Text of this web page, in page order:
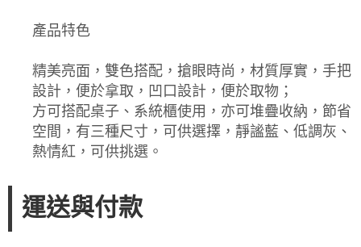
產品特色
精美亮面，雙色搭配，搶眼時尚，材質厚實，手把
設計，便於拿取，凹口設計，便於取物；
方可搭配桌子、系統櫃使用，亦可堆疊收納，節省
空間，有三種尺寸，可供選擇，靜謐藍、低調灰、
熱情紅，可供挑選。
運送與付款